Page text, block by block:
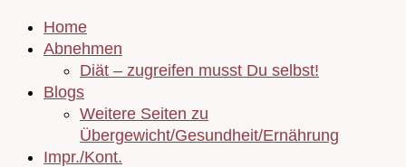
Home
Abnehmen
Diät – zugreifen musst Du selbst!
Blogs
Weitere Seiten zu
Übergewicht/Gesundheit/Ernährung
Impr./Kont.